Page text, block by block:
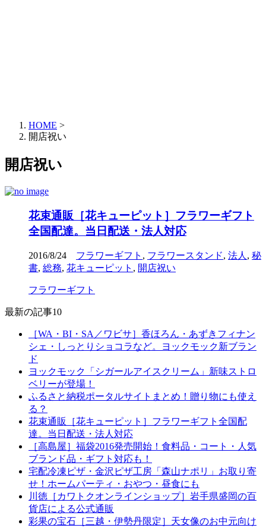
HOME >
開店祝い
開店祝い
花束通販［花キューピット］フラワーギフト
全国配達。当日配送・法人対応
2016/8/24 フラワーギフト , フラワースタンド, 法人 , 秘
書, 総務, 花キューピット , 開店祝い
フラワーギフト
最新の記事10
［WA・BI・SA／ワビサ］香ほろん・あずきフィナン
シェ・しっとりショコラなど。ヨックモック新ブラン
ド
ヨックモック「シガールアイスクリーム」新味ストロ
ベリーが登場！
ふるさと納税ポータルサイトまとめ！贈り物にも使え
る？
花束通販［花キューピット］フラワーギフト全国配
達。当日配送・法人対応
［高島屋］福袋2016発売開始！食料品・コート・人気
ブランド品・ギフト対応も！
宅配冷凍ピザ・金沢ピザ工房「森山ナポリ」お取り寄
せ！ホームパーティ・おやつ・昼食にも
川徳［カワトクオンラインショップ］岩手県盛岡の百
貨店による公式通販
彩果の宝石［三越・伊勢丹限定］天女像のお中元向け